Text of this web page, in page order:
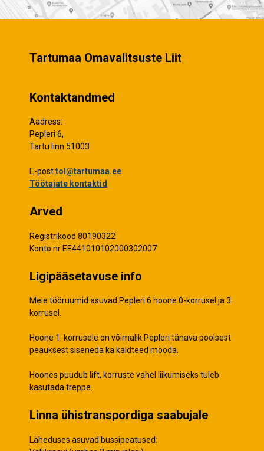
Tartumaa Omavalitsuste Liit
Kontaktandmed
Aadress:
Pepleri 6,
Tartu linn 51003
E-posttol@tartumaa.ee
Töötajate kontaktid
Arved
Registrikood 80190322
Konto nr EE441010102000302007
Ligipääsetavuse info
Meie tööruumid asuvad Pepleri 6 hoone 0-korrusel ja 3.
korrusel.
Hoone 1. korrusele on võimalik Pepleri tänava poolsest
peauksest siseneda ka kaldteed mööda.
Hoones puudub lift, korruste vahel liikumiseks tuleb
kasutada treppe.
Linna ühistranspordiga saabujale
Läheduses asuvad bussipeatused: